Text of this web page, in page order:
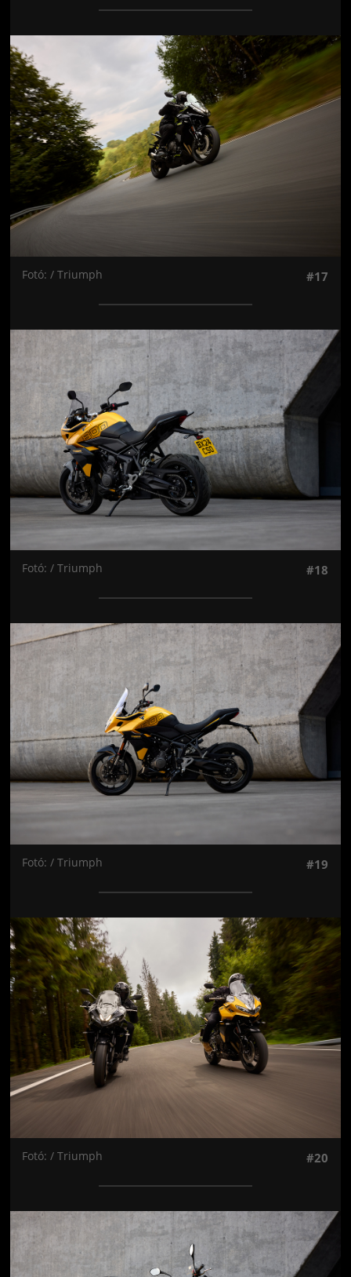
Jön még kép!
Fotó: / Triumph #17
Jön még kép!
Fotó: / Triumph #18
Jön még kép!
Fotó: / Triumph #19
Jön még kép!
Fotó: / Triumph #20
Jön még kép!